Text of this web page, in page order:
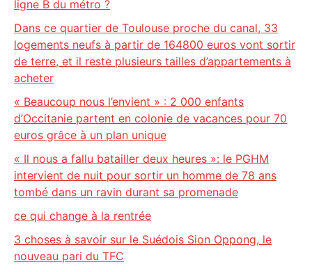
ligne B du métro ?
Dans ce quartier de Toulouse proche du canal, 33
logements neufs à partir de 164800 euros vont sortir
de terre, et il reste plusieurs tailles d’appartements à
acheter
« Beaucoup nous l’envient » : 2 000 enfants
d’Occitanie partent en colonie de vacances pour 70
euros grâce à un plan unique
« Il nous a fallu batailler deux heures »: le PGHM
intervient de nuit pour sortir un homme de 78 ans
tombé dans un ravin durant sa promenade
ce qui change à la rentrée
3 choses à savoir sur le Suédois Sion Oppong, le
nouveau pari du TFC